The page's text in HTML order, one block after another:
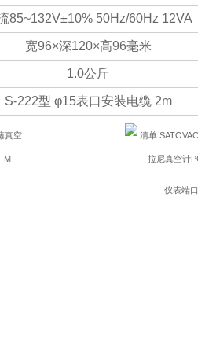
85~132V±10% 50Hz/60Hz 12VA
宽96×深120×高96毫米
1.0公斤
S-222型 φ15表口安装电缆 2m
仪表端口